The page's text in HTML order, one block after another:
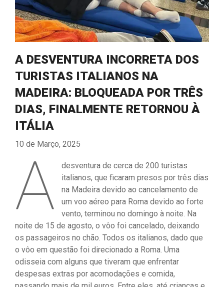
A DESVENTURA INCORRETA DOS
TURISTAS ITALIANOS NA
MADEIRA: BLOQUEADA POR TRÊS
DIAS, FINALMENTE RETORNOU À
ITÁLIA
10 de Março, 2025
A
desventura de cerca de 200 turistas
italianos, que ficaram presos por três dias
na Madeira devido ao cancelamento de
um voo aéreo para Roma devido ao forte
vento, terminou no domingo à noite. Na
noite de 15 de agosto, o vôo foi cancelado, deixando
os passageiros no chão. Todos os italianos, dado que
o vôo em questão foi direcionado a Roma. Uma
odisseia com alguns que tiveram que enfrentar
despesas extras por acomodações e comida,